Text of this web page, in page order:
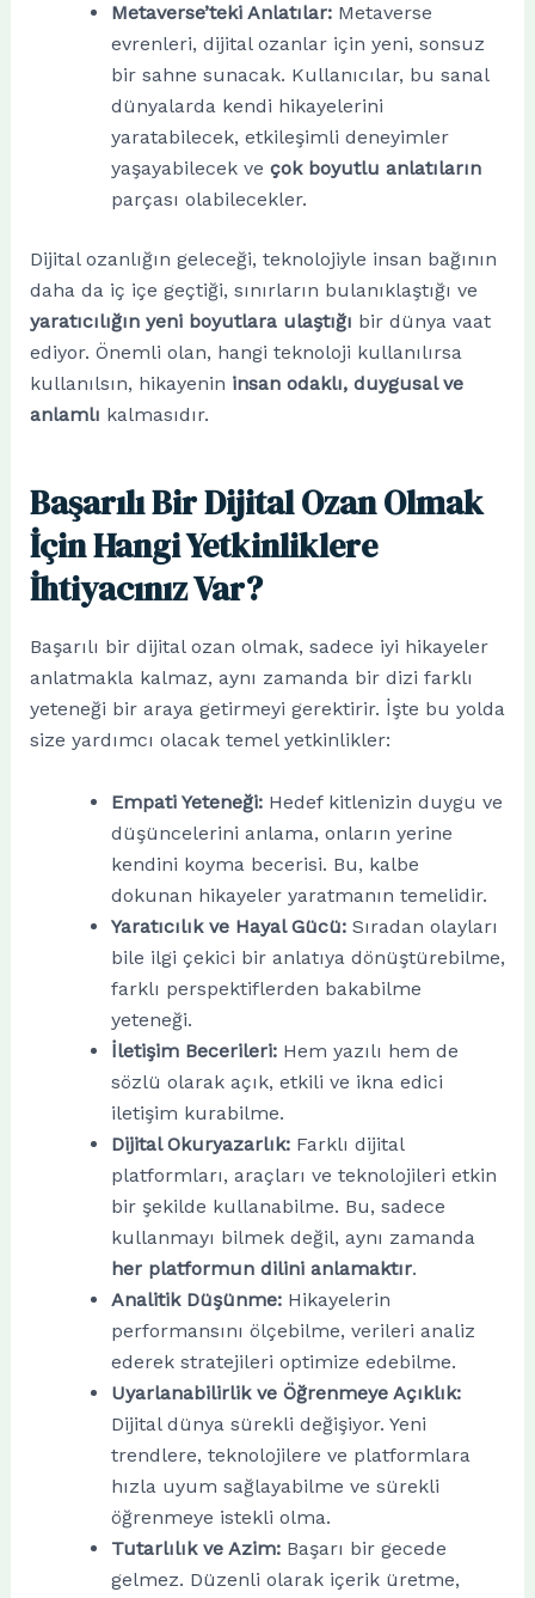
Metaverse’teki Anlatılar:Metaverse
evrenleri, dijital ozanlar için yeni, sonsuz
bir sahne sunacak. Kullanıcılar, bu sanal
dünyalarda kendi hikayelerini
yaratabilecek, etkileşimli deneyimler
yaşayabilecek ve çok boyutlu anlatıların
parçası olabilecekler.
Dijital ozanlığın geleceği, teknolojiyle insan bağının
daha da iç içe geçtiği, sınırların bulanıklaştığı ve
yaratıcılığın yeni boyutlara ulaştığı bir dünya vaat
ediyor. Önemli olan, hangi teknoloji kullanılırsa
kullanılsın, hikayenin insan odaklı, duygusal ve
anlamlı kalmasıdır.
Başarılı Bir Dijital Ozan Olmak
İçin Hangi Yetkinliklere
İhtiyacınız Var?
Başarılı bir dijital ozan olmak, sadece iyi hikayeler
anlatmakla kalmaz, aynı zamanda bir dizi farklı
yeteneği bir araya getirmeyi gerektirir. İşte bu yolda
size yardımcı olacak temel yetkinlikler:
Empati Yeteneği:Hedef kitlenizin duygu ve
düşüncelerini anlama, onların yerine
kendini koyma becerisi. Bu, kalbe
dokunan hikayeler yaratmanın temelidir.
Yaratıcılık ve Hayal Gücü:Sıradan olayları
bile ilgi çekici bir anlatıya dönüştürebilme,
farklı perspektiflerden bakabilme
yeteneği.
İletişim Becerileri:Hem yazılı hem de
sözlü olarak açık, etkili ve ikna edici
iletişim kurabilme.
Dijital Okuryazarlık:Farklı dijital
platformları, araçları ve teknolojileri etkin
bir şekilde kullanabilme. Bu, sadece
kullanmayı bilmek değil, aynı zamanda
her platformun dilini anlamaktır.
Analitik Düşünme:Hikayelerin
performansını ölçebilme, verileri analiz
ederek stratejileri optimize edebilme.
Uyarlanabilirlik ve Öğrenmeye Açıklık:
Dijital dünya sürekli değişiyor. Yeni
trendlere, teknolojilere ve platformlara
hızla uyum sağlayabilme ve sürekli
öğrenmeye istekli olma.
Tutarlılık ve Azim:Başarı bir gecede
gelmez. Düzenli olarak içerik üretme,